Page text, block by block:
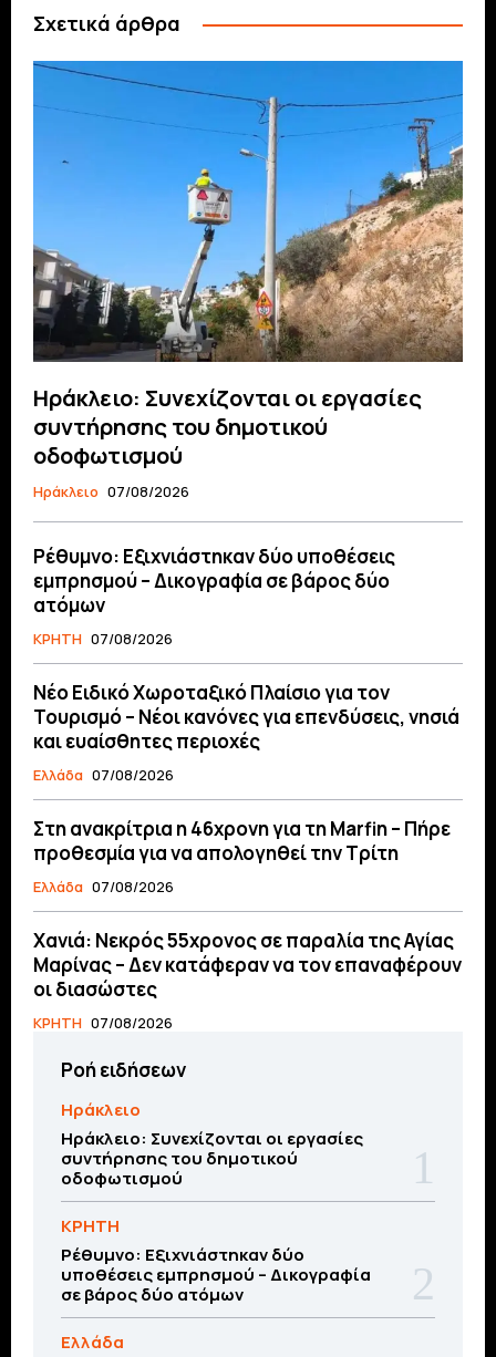
Σχετικά άρθρα
Ηράκλειο: Συνεχίζονται οι εργασίες
συντήρησης του δημοτικού
οδοφωτισμού
Ηράκλειο 07/08/2026
Ρέθυμνο: Εξιχνιάστηκαν δύο υποθέσεις
εμπρησμού – Δικογραφία σε βάρος δύο
ατόμων
ΚΡΗΤΗ 07/08/2026
Νέο Ειδικό Χωροταξικό Πλαίσιο για τον
Τουρισμό – Νέοι κανόνες για επενδύσεις, νησιά
και ευαίσθητες περιοχές
Ελλάδα 07/08/2026
Στη ανακρίτρια η 46χρονη για τη Marfin – Πήρε
προθεσμία για να απολογηθεί την Τρίτη
Ελλάδα 07/08/2026
Χανιά: Νεκρός 55χρονος σε παραλία της Αγίας
Μαρίνας – Δεν κατάφεραν να τον επαναφέρουν
οι διασώστες
ΚΡΗΤΗ 07/08/2026
Ροή ειδήσεων
Ηράκλειο
Ηράκλειο: Συνεχίζονται οι εργασίες
συντήρησης του δημοτικού
οδοφωτισμού
ΚΡΗΤΗ
Ρέθυμνο: Εξιχνιάστηκαν δύο
υποθέσεις εμπρησμού – Δικογραφία
σε βάρος δύο ατόμων
Ελλάδα